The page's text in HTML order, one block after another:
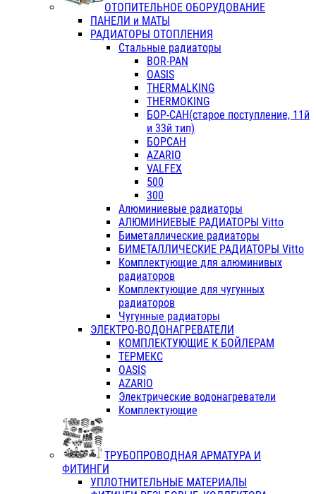
ОТОПИТЕЛЬНОЕ ОБОРУДОВАНИЕ
ПАНЕЛИ и МАТЫ
РАДИАТОРЫ ОТОПЛЕНИЯ
Стальные радиаторы
BOR-PAN
OASIS
THERMALKING
THERMOKING
БОР-САН(старое поступление, 11й
и 33й тип)
БОРСАН
AZARIO
VALFEX
500
300
Алюминиевые радиаторы
АЛЮМИНИЕВЫЕ РАДИАТОРЫ Vitto
Биметаллические радиаторы
БИМЕТАЛЛИЧЕСКИЕ РАДИАТОРЫ Vitto
Комплектующие для алюминивых
радиаторов
Комплектующие для чугунных
радиаторов
Чугунные радиаторы
ЭЛЕКТРО-ВОДОНАГРЕВАТЕЛИ
КОМПЛЕКТУЮЩИЕ К БОЙЛЕРАМ
ТЕРМЕКС
OASIS
AZARIO
Электрические водонагреватели
Комплектующие
ТРУБОПРОВОДНАЯ АРМАТУРА И
ФИТИНГИ
УПЛОТНИТЕЛЬНЫЕ МАТЕРИАЛЫ